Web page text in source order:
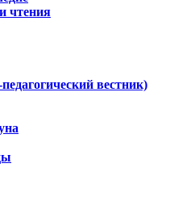
чтения
вестник)